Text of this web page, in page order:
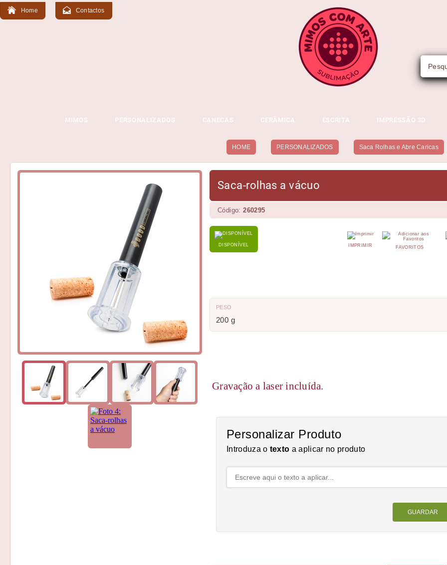
Home Contactos
MIMOS PERSONALIZADOS CANECAS CERÂMICA ESCRITA IMPRESSÃO 3D
HOME PERSONALIZADOS Saca Rolhas e Abre Caricas
Saca-rolhas a vácuo
Código:260295
DISPONÍVEL FAVORITOS
IMPRIMIR
PESO
200 g
Gravação a laser incluída.